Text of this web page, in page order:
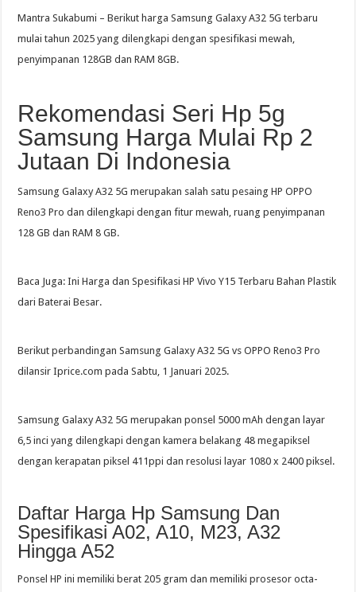
Mantra Sukabumi – Berikut harga Samsung Galaxy A32 5G terbaru
mulai tahun 2025 yang dilengkapi dengan spesifikasi mewah,
penyimpanan 128GB dan RAM 8GB.
Rekomendasi Seri Hp 5g
Samsung Harga Mulai Rp 2
Jutaan Di Indonesia
Samsung Galaxy A32 5G merupakan salah satu pesaing HP OPPO
Reno3 Pro dan dilengkapi dengan fitur mewah, ruang penyimpanan
128 GB dan RAM 8 GB.
Baca Juga: Ini Harga dan Spesifikasi HP Vivo Y15 Terbaru Bahan Plastik
dari Baterai Besar.
Berikut perbandingan Samsung Galaxy A32 5G vs OPPO Reno3 Pro
dilansir Iprice.com pada Sabtu, 1 Januari 2025.
Samsung Galaxy A32 5G merupakan ponsel 5000 mAh dengan layar
6,5 inci yang dilengkapi dengan kamera belakang 48 megapiksel
dengan kerapatan piksel 411ppi dan resolusi layar 1080 x 2400 piksel.
Daftar Harga Hp Samsung Dan
Spesifikasi A02, A10, M23, A32
Hingga A52
Ponsel HP ini memiliki berat 205 gram dan memiliki prosesor octa-